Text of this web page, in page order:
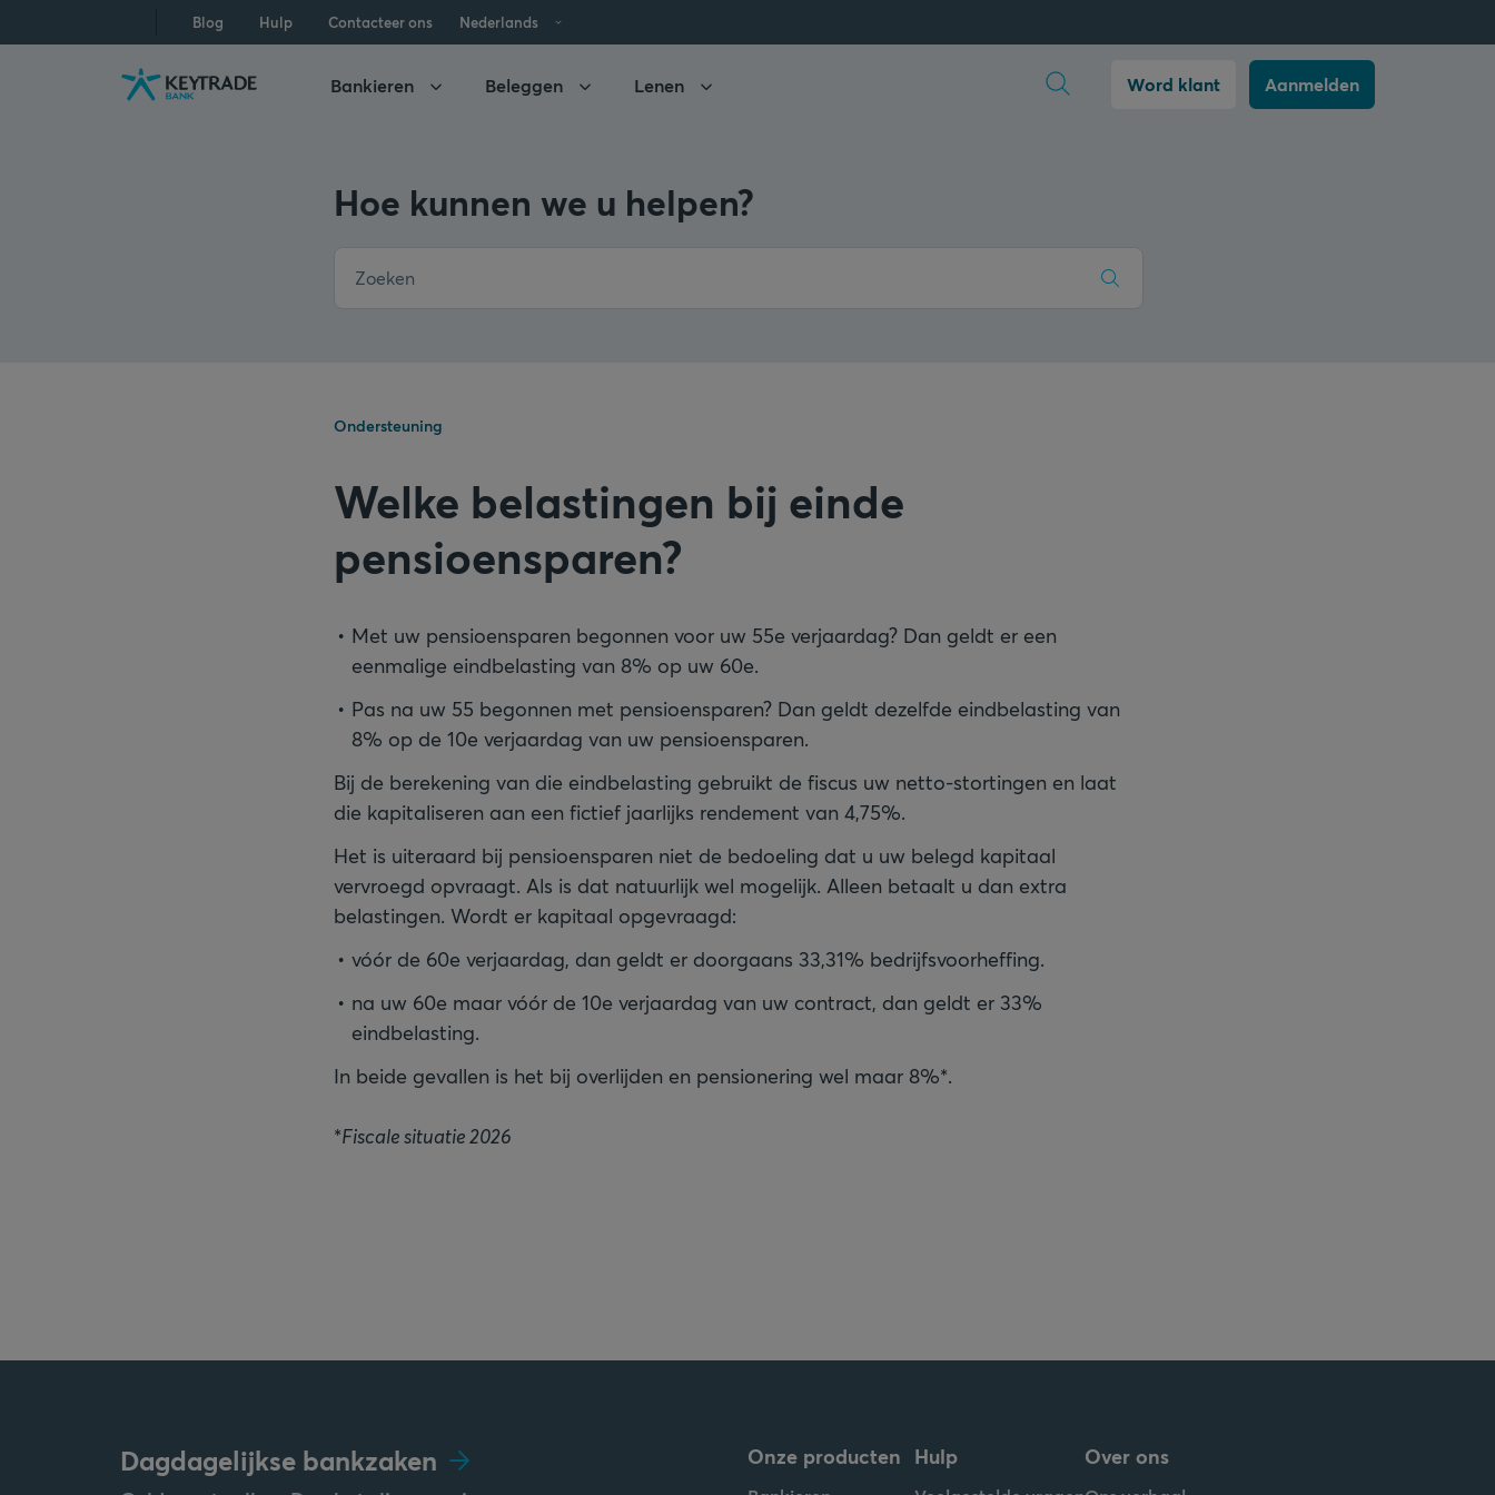
navigatie
aanmelden
inhoud
Blog Hulp Contacteer ons Nederlands
Bankieren Beleggen Lenen Word klant Aanmelden
Hoe kunnen we u helpen?
Ondersteuning
Welke belastingen bij einde
pensioensparen?
Met uw pensioensparen begonnen voor uw 55e verjaardag? Dan geldt er een
eenmalige eindbelasting van 8% op uw 60e.
Pas na uw 55 begonnen met pensioensparen? Dan geldt dezelfde eindbelasting van
8% op de 10e verjaardag van uw pensioensparen.
Bij de berekening van die eindbelasting gebruikt de fiscus uw netto-stortingen en laat
die kapitaliseren aan een fictief jaarlijks rendement van 4,75%.
Het is uiteraard bij pensioensparen niet de bedoeling dat u uw belegd kapitaal
vervroegd opvraagt. Als is dat natuurlijk wel mogelijk. Alleen betaalt u dan extra
belastingen. Wordt er kapitaal opgevraagd:
vóór de 60e verjaardag, dan geldt er doorgaans 33,31% bedrijfsvoorheffing.
na uw 60e maar vóór de 10e verjaardag van uw contract, dan geldt er 33%
eindbelasting.
In beide gevallen is het bij overlijden en pensionering wel maar 8%*.
*Fiscale situatie 2026
Dagdagelijkse bankzaken Onze producten Hulp Over ons